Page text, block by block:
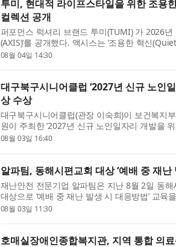
투미, 현대적 라이프스타일을 위한 조용
컬렉션 공개
퍼포먼스 럭셔리 브랜드 투미(TUMI) 가 2026년
(AXIS)’를 공개했다. 액시스는 ‘조용한 혁신
아래 정교한 디자인과 미니멀한 실루엣, 부드
08월 04일 14:30
대구북구시니어클럽 ‘2027년 신규 노인
상 수상
대구북구시니어클럽(관장 이숙희)이 보건복지
원이 주최한 ‘2027년 신규 노인일자리 개발을
을 수상했다. 대구북구시니어클럽은 지역 특화
08월 03일 16:40
알파팀, 동해시편교회 대상 ‘예배 중 재난
재난안전 전문기업 알파팀은 지난 8월 2일 동
대상으로 ‘예배 중 재난 발생 시 대응방법’ 교육
인원이 한 공간에 모이는 예배 상황에서 갑작
08월 03일 11:30
호매실장애인종합복지관, 지역 통합 의